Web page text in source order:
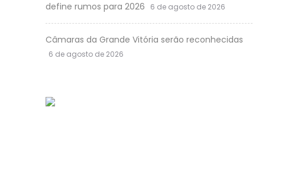
define rumos para 2026
6 de agosto de 2026
Câmaras da Grande Vitória serão reconhecidas
6 de agosto de 2026